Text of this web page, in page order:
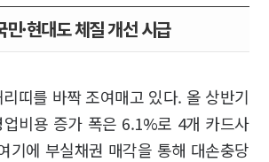
민·현대도 체질 개선 시급
띠를 바짝 조여매고 있다. 올 상반기
비용 증가 폭은 6.1%로 4개 카드사
기에 부실채권 매각을 통해 대손충당